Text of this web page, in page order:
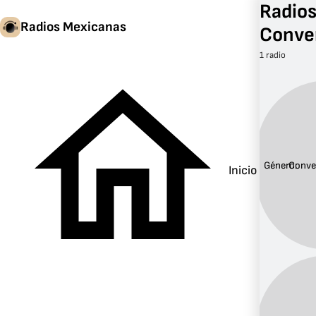
Radios Mexicanas
Inicio
1 radio
Género: